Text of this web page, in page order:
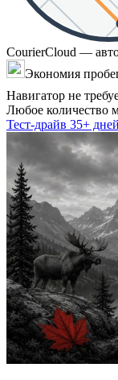
CourierCloud —
Экономия
Навигатор не
Любое количество
Тест-драйв 35+ дней